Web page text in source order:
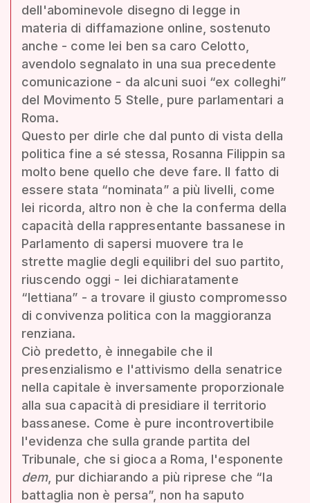
dell'abominevole disegno di legge in
materia di diffamazione online, sostenuto
anche - come lei ben sa caro Celotto,
avendolo segnalato in una sua precedente
comunicazione - da alcuni suoi “ex colleghi”
del Movimento 5 Stelle, pure parlamentari a
Roma.
Questo per dirle che dal punto di vista della
politica fine a sé stessa, Rosanna Filippin sa
molto bene quello che deve fare. Il fatto di
essere stata “nominata” a più livelli, come
lei ricorda, altro non è che la conferma della
capacità della rappresentante bassanese in
Parlamento di sapersi muovere tra le
strette maglie degli equilibri del suo partito,
riuscendo oggi - lei dichiaratamente
“lettiana” - a trovare il giusto compromesso
di convivenza politica con la maggioranza
renziana.
Ciò predetto, è innegabile che il
presenzialismo e l'attivismo della senatrice
nella capitale è inversamente proporzionale
alla sua capacità di presidiare il territorio
bassanese. Come è pure incontrovertibile
l'evidenza che sulla grande partita del
Tribunale, che si gioca a Roma, l'esponente
dem, pur dichiarando a più riprese che “la
battaglia non è persa”, non ha saputo